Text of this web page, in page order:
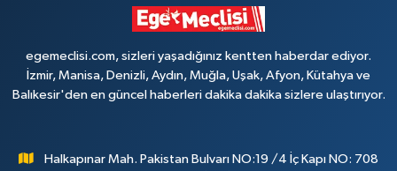
egemeclisi.com, sizleri yaşadığınız kentten haberdar ediyor.
İzmir, Manisa, Denizli, Aydın, Muğla, Uşak, Afyon, Kütahya ve
Balıkesir'den en güncel haberleri dakika dakika sizlere ulaştırıyor.
Halkapınar Mah. Pakistan Bulvarı NO:19 /4 İç Kapı NO: 708